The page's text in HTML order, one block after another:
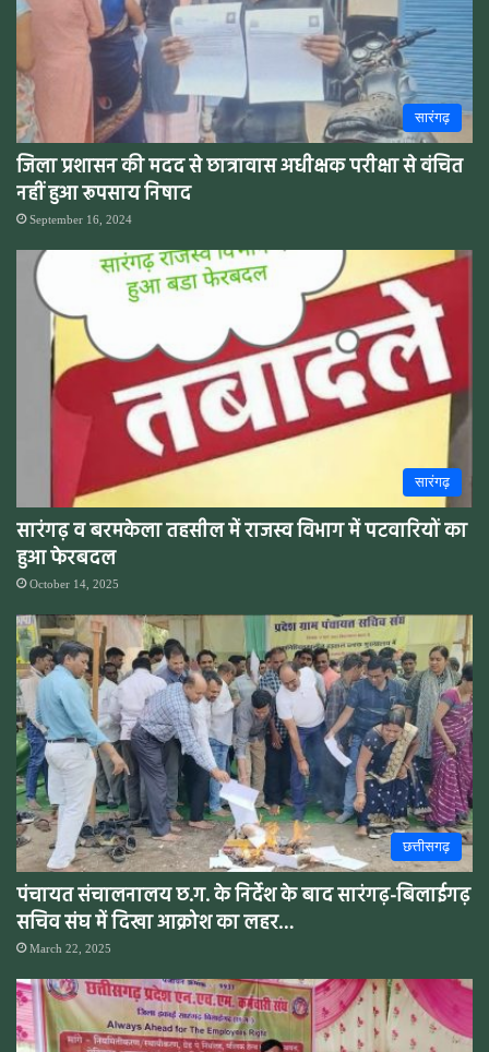
सारंगढ़
जिला प्रशासन की मदद से छात्रावास अधीक्षक परीक्षा से वंचित
नहीं हुआ रूपसाय निषाद
September 16, 2024
सारंगढ़
सारंगढ़ व बरमकेला तहसील में राजस्व विभाग में पटवारियों का
हुआ फेरबदल
October 14, 2025
छत्तीसगढ़
पंचायत संचालनालय छ.ग. के निर्देश के बाद सारंगढ़-बिलाईगढ़
सचिव संघ में दिखा आक्रोश का लहर…
March 22, 2025